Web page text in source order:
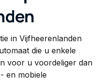
in Vijfheerenlanden
die u enkele
voor u voordeliger dan
en mobiele